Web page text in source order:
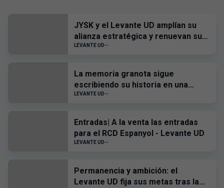
JYSK y el Levante UD amplían su
alianza estratégica y renuevan su
patrocinio hasta 2028
LEVANTE UD
La memoria granota sigue
escribiendo su historia en una
nueva actualización del Museo
LEVANTE UD
Entradas| A la venta las entradas
para el RCD Espanyol - Levante UD
LEVANTE UD
Permanencia y ambición: el
Levante UD fija sus metas tras la